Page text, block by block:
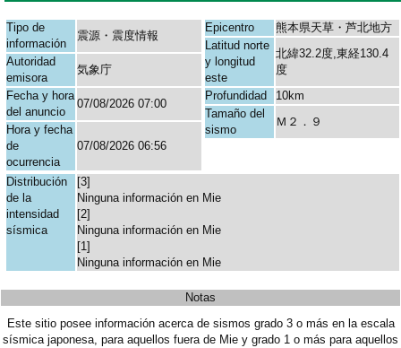
Tipo de
información
震源・震度情報
Autoridad
emisora
気象庁
Fecha y hora
del anuncio
07/08/2026 07:00
Hora y fecha
de
ocurrencia
07/08/2026 06:56
Epicentro
熊本県天草・芦北地方
Latitud norte
y longitud
este
北緯32.2度,東経130.4
度
Profundidad
10km
Tamaño del
sismo
Ｍ２．９
Distribución
de la
intensidad
sísmica
[3]
Ninguna información en Mie
[2]
Ninguna información en Mie
[1]
Ninguna información en Mie
Notas
Este sitio posee información acerca de sismos grado 3 o más en la escala
sísmica japonesa, para aquellos fuera de Mie y grado 1 o más para aquellos